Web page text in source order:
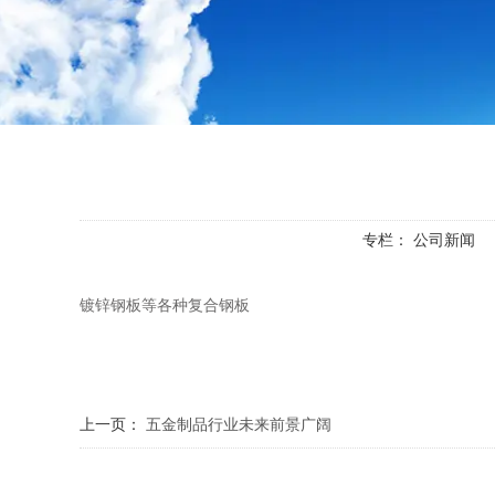
专栏： 公司新闻
镀锌钢板等各种复合钢板
上一页： 五金制品行业未来前景广阔